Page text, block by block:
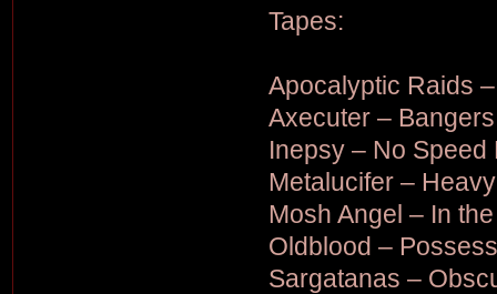
Tapes:
Apocalyptic Raids
Axecuter –
Inepsy – No
Metalucifer –
Mosh Angel – In
Oldblood –
Sargatanas –